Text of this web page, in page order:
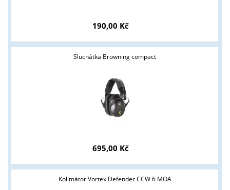
190,00 Kč
Sluchátka Browning compact
695,00 Kč
Kolimátor Vortex Defender CCW 6 MOA
podnikatelům v oblasti zbraně a střelivo. Splňujete tyto
podmínky?
ANO